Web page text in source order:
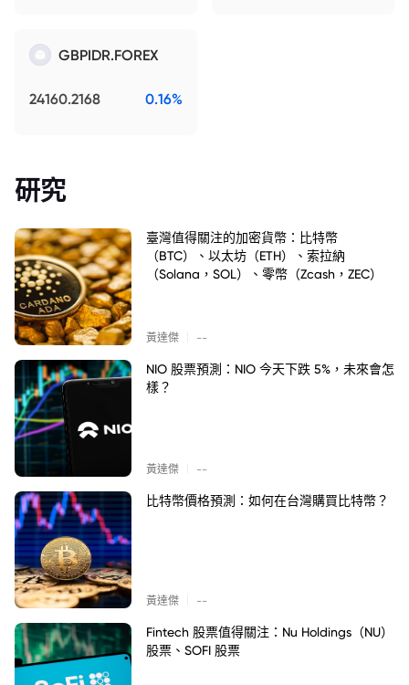
GBPIDR.FOREX
24160.2168 0.16%
研究
臺灣值得關注的加密貨幣：比特幣
（BTC）、以太坊（ETH）、索拉納
（Solana，SOL）、零幣（Zcash，ZEC）
黃達傑 --
NIO 股票預測：NIO 今天下跌 5%，未來會怎
樣？
黃達傑 --
比特幣價格預測：如何在台灣購買比特幣？
黃達傑 --
Fintech 股票值得關注：Nu Holdings（NU）
股票、SOFI 股票